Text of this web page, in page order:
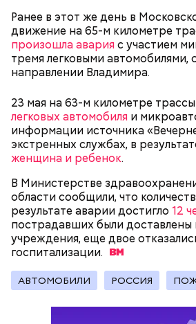
Ранее в этот же день в
движение на 65-м километре
произошла аварияс участием
тремя легковыми автомобилями,
направлении Владимира.
23 мая на 63-м километре
легковых автомобиля и
информации источника
экстренных службах, в
женщина и ребенок.
В Министерстве
области сообщили, что
результате аварии достигло 12
пострадавших были доставлены
учреждения, еще двое
госпитализации.
АВТОМОБИЛИ РОССИЯ
предпринимателем, осуществлял
предпринимательскую
продажи и размещения рекламы
сетях. С целью сокрытия своих
денежных средств от спонсоров
покупателей различных
прогнозов ставок на спорт
свои личные лицевые счета как
счета, — пояснили вмосковской
Родственники обналичивали
их Гасанову. А чтобы
вызвать подозрений у налоговой,
распределял их между еще
либо
покупал на них квартиры
Следующим подопытным стал
Миссюры Константин. 3 февраля
когда молодые люди ехали
подозреваемый угостил
этиленгликолем. Через два дня
больнице.